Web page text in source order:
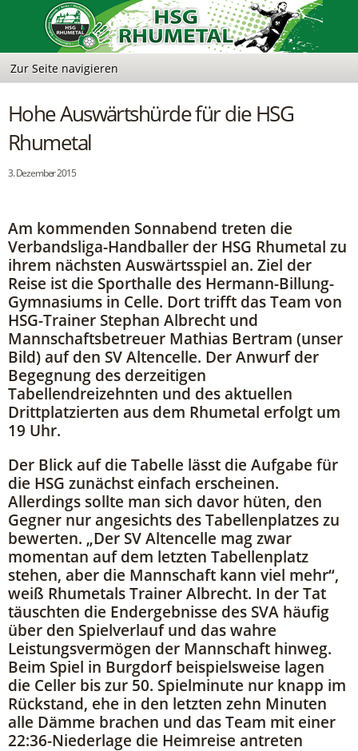
Hohe Auswärtshürde für die HSG
Rhumetal
3. Dezember 2015
Am kommenden Sonnabend treten die
Verbandsliga-Handballer der HSG Rhumetal zu
ihrem nächsten Auswärtsspiel an. Ziel der
Reise ist die Sporthalle des Hermann-Billung-
Gymnasiums in Celle. Dort trifft das Team von
HSG-Trainer Stephan Albrecht und
Mannschaftsbetreuer Mathias Bertram (unser
Bild) auf den SV Altencelle. Der Anwurf der
Begegnung des derzeitigen
Tabellendreizehnten und des aktuellen
Drittplatzierten aus dem Rhumetal erfolgt um
19 Uhr.
Der Blick auf die Tabelle lässt die Aufgabe für
die HSG zunächst einfach erscheinen.
Allerdings sollte man sich davor hüten, den
Gegner nur angesichts des Tabellenplatzes zu
bewerten. „Der SV Altencelle mag zwar
momentan auf dem letzten Tabellenplatz
stehen, aber die Mannschaft kann viel mehr“,
weiß Rhumetals Trainer Albrecht. In der Tat
täuschten die Endergebnisse des SVA häufig
über den Spielverlauf und das wahre
Leistungsvermögen der Mannschaft hinweg.
Beim Spiel in Burgdorf beispielsweise lagen
die Celler bis zur 50. Spielminute nur knapp im
Rückstand, ehe in den letzten zehn Minuten
alle Dämme brachen und das Team mit einer
22:36-Niederlage die Heimreise antreten